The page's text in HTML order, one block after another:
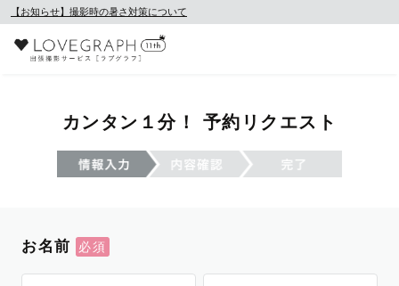
【お知らせ】撮影時の暑さ対策について
カンタン１分！ 予約リクエスト
お名前